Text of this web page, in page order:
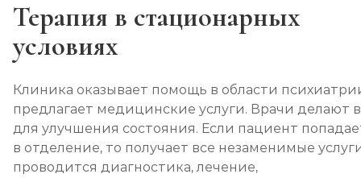
Терапия в стационарных
условиях
Клиника оказывает помощь в области
предлагает медицинские услуги. Врачи делают
для улучшения состояния. Если пациент
в отделение, то получает все незаменимые
проводится диагностика, лечение,